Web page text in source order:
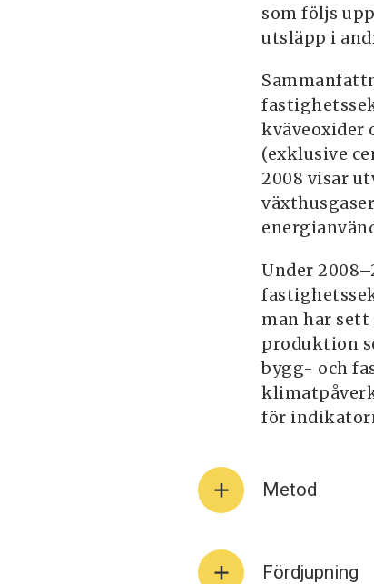
som följs
utsläpp i
kväveoxider
(exklusive
2008 visar
Under
man har
produktion
bygg- och
för
Metod
Fördjupning